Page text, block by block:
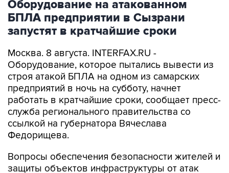
запустят в кратчайшие сроки
Москва. 8 августа. INTERFAX.RU -
строя атакой БПЛА на одном из самарских
предприятий в ночь на субботу, начнет
работать в кратчайшие сроки, сообщает пресс-
служба регионального правительства со
ссылкой на губернатора Вячеслава
Федорищева.
Вопросы обеспечения безопасности жителей и
глава региона обсудил в ходе рабочей встречи